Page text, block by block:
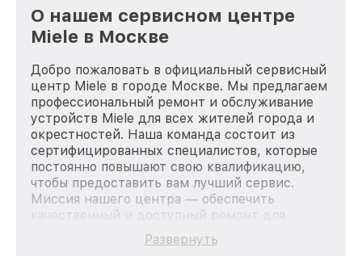
О нашем сервисном центре
Miele в Москве
Добро пожаловать в официальный сервисный
центр Miele в городе Москве. Мы предлагаем
профессиональный ремонт и обслуживание
устройств Miele для всех жителей города и
окрестностей. Наша команда состоит из
сертифицированных специалистов, которые
постоянно повышают свою квалификацию,
чтобы предоставить вам лучший сервис.
Миссия нашего центра — обеспечить
качественный и доступный ремонт для
каждого пользователя продукции Miele, вне
зависимости от сложности поломки. Мы
Развернуть